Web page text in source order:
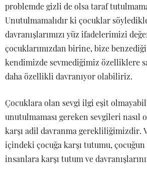
problemde gizli de olsa taraf
Unutulmamalıdır ki çocuklar
davranışlarımızı yüz ifadelerimizi
çocuklarımızdan birine, bize
kendimizde sevmediğimiz özelliklere
daha özellikli davranıyor olabiliriz.
Çocuklara olan sevgi ilgi eşit
unutulmaması gereken sevgileri nasıl
karşı adil davranma gerekliliğimizdir.
içindeki çocuğa karşı tutumu, çocuğun
insanlara karşı tutum ve